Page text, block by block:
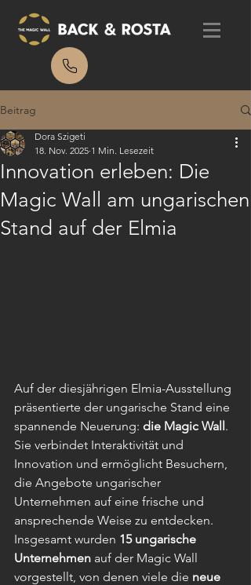
Beitrag
Innovation erleben: Die
Magic Wall am ungarischen
Stand auf der Elmia
Dora Szigeti
18. Nov. 2025 1 Min. Lesezeit
Auf der diesjährigen Elmia-Ausstellung
präsentierte der ungarische Stand eine
spannende Neuerung: die Magic Wall.
Sie verbindet Interaktivität und
Innovation und ermöglicht Besuchern,
die Angebote ungarischer
Unternehmen auf eine frische und
ansprechende Weise zu entdecken.
Insgesamt wurden 15 ungarische
Unternehmen auf der Magic Wall
vorgestellt, von denen viele die neue